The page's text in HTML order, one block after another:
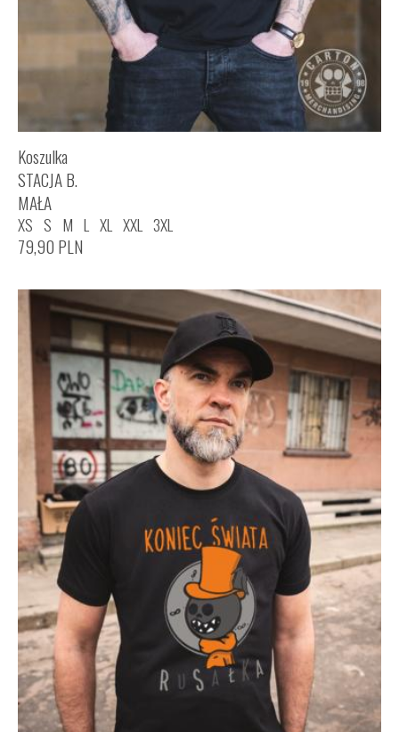
Koszulka
STACJA B.
MAŁA
XS S M L XL XXL 3XL
79,90 PLN